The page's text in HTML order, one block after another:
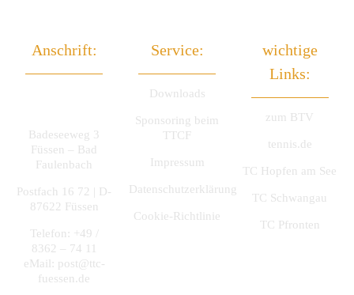
Anschrift:
Badeseeweg 3
Füssen – Bad
Faulenbach
Postfach 16 72 | D-
87622 Füssen
Telefon: +49 /
8362 – 74 11
eMail: post@ttc-
fuessen.de
Service:
Downloads
Sponsoring beim
TTCF
Impressum
Datenschutzerklärung
Cookie-Richtlinie
wichtige
Links:
zum BTV
tennis.de
TC Hopfen am See
TC Schwangau
TC Pfronten